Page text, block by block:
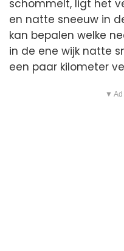
schommelt, ligt het
en natte sneeuw in
kan bepalen welke
in de ene wijk natte
een paar kilometer
▼ Ad